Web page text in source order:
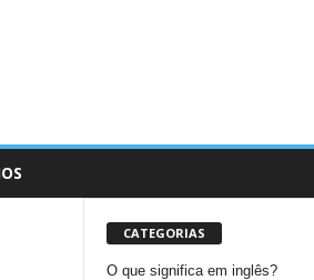
CATEGORIAS
O que significa em inglês?